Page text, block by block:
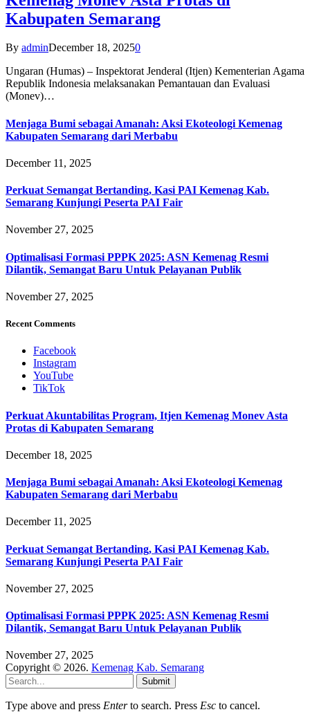
Kabupaten Semarang
By adminDecember 18, 20250
Ungaran (Humas) – Inspektorat Jenderal (Itjen) Kementerian Agama
Republik Indonesia melaksanakan Pemantauan dan Evaluasi
(Monev)…
Menjaga Bumi sebagai Amanah: Aksi Ekoteologi Kemenag
Kabupaten Semarang dari Merbabu
December 11, 2025
Perkuat Semangat Bertanding, Kasi PAI Kemenag Kab.
Semarang Kunjungi Peserta PAI Fair
November 27, 2025
Optimalisasi Formasi PPPK 2025: ASN Kemenag Resmi
Dilantik, Semangat Baru Untuk Pelayanan Publik
November 27, 2025
Recent Comments
Facebook
Instagram
YouTube
TikTok
Perkuat Akuntabilitas Program, Itjen Kemenag Monev Asta
Protas di Kabupaten Semarang
December 18, 2025
Menjaga Bumi sebagai Amanah: Aksi Ekoteologi Kemenag
Kabupaten Semarang dari Merbabu
December 11, 2025
Perkuat Semangat Bertanding, Kasi PAI Kemenag Kab.
Semarang Kunjungi Peserta PAI Fair
November 27, 2025
Optimalisasi Formasi PPPK 2025: ASN Kemenag Resmi
Dilantik, Semangat Baru Untuk Pelayanan Publik
November 27, 2025
Copyright © 2026. Kemenag Kab. Semarang
Submit
Type above and press Enterto search. Press Esc to cancel.